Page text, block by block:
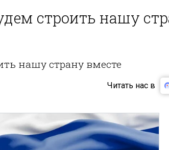
строить нашу
нашу страну вместе
Читать нас в